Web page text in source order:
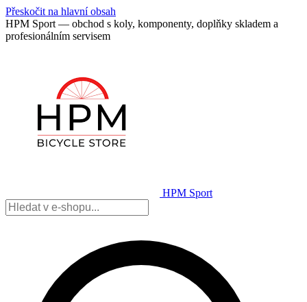
Přeskočit na hlavní obsah
HPM Sport — obchod s koly, komponenty, doplňky skladem a
profesionálním servisem
HPM Sport